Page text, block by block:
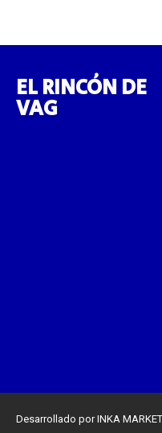
EL RINCÓN DE
VAG
Desarrollado por INKA